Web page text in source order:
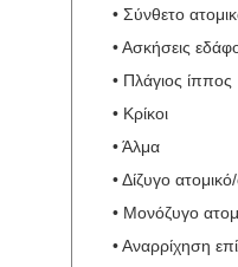
• Σύνθετο
• Ασκήσεις
• Πλάγιος ίππος
• Κρίκοι
• Άλμα
• Δίζυγο ατομικό/
• Μονόζυγο
• Αναρρίχηση